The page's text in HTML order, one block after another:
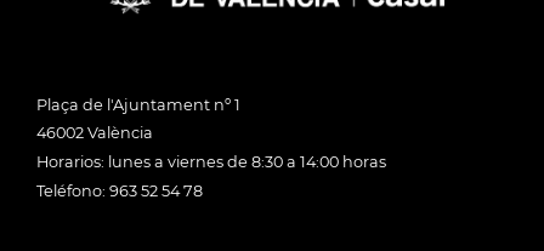
Plaça de l'Ajuntament nº 1
46002 València
Horarios: lunes a viernes de 8:30 a 14:00 horas
Teléfono: 963 52 54 78